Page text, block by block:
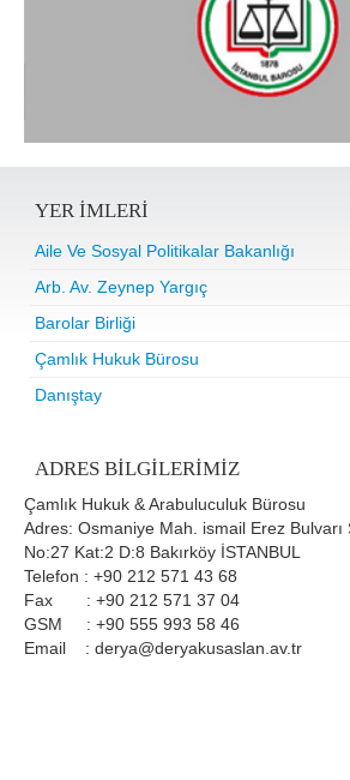
YER IMLERI
Aile Ve Sosyal Politikalar Bakanlığı
Arb. Av. Zeynep Yargıç
Barolar Birliği
Çamlık Hukuk Bürosu
Danıştay
ADRES BILGILERIMIZ
Çamlık Hukuk & Arabuluculuk Bürosu
Adres: Osmaniye Mah. ismail Erez Bulvarı
No:27 Kat:2 D:8 Bakırköy İSTANBUL
Telefon : +90 212 571 43 68
Fax : +90 212 571 37 04
GSM : +90 555 993 58 46
Email : derya@deryakusaslan.av.tr